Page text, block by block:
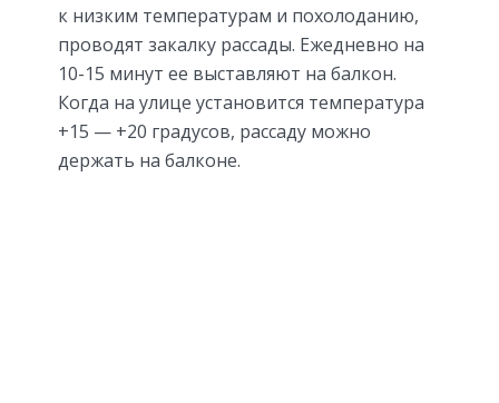
к низким температурам и похолоданию,
проводят закалку рассады. Ежедневно на
10-15 минут ее выставляют на балкон.
Когда на улице установится температура
+15 — +20 градусов, рассаду можно
держать на балконе.